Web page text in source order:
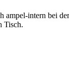
ampel-intern bei
Tisch.